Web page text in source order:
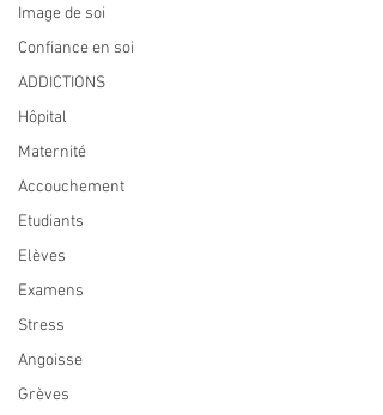
Image de soi
Confiance en soi
ADDICTIONS
Hôpital
Maternité
Accouchement
Etudiants
Elèves
Examens
Stress
Angoisse
Grèves